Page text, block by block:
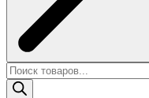
Поиск
товаров